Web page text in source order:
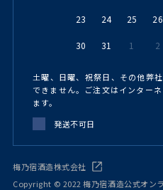
23 24 25 26
30 31 1 2
土曜、日曜、祝祭日、その他弊
できません。ご注文はインター
ます。
発送不可日
梅乃宿酒造株式会社
Copyright © 2022 梅乃宿酒造公式オン